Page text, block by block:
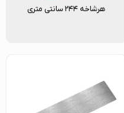
هرشاخه ۲۴۴ سانتی متری